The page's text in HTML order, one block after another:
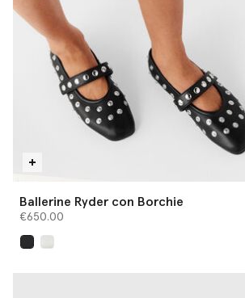
Ballerine Ryder con Borchie
€650.00